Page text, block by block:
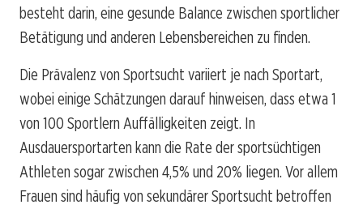
besteht darin, eine gesunde Balance zwischen sportlicher
Betätigung und anderen Lebensbereichen zu finden.
Die Prävalenz von Sportsucht variiert je nach Sportart,
wobei einige Schätzungen darauf hinweisen, dass etwa 1
von 100 Sportlern Auffälligkeiten zeigt. In
Ausdauersportarten kann die Rate der sportsüchtigen
Athleten sogar zwischen 4,5% und 20% liegen. Vor allem
Frauen sind häufig von sekundärer Sportsucht betroffen